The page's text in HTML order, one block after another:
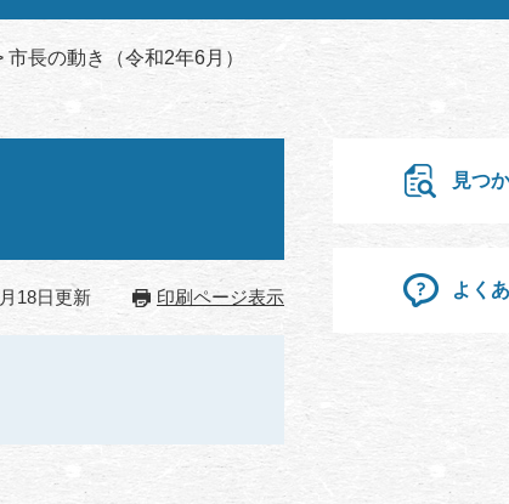
市長の動き（令和2年6月）
18日更新 印刷ページ表示
見つ
よく